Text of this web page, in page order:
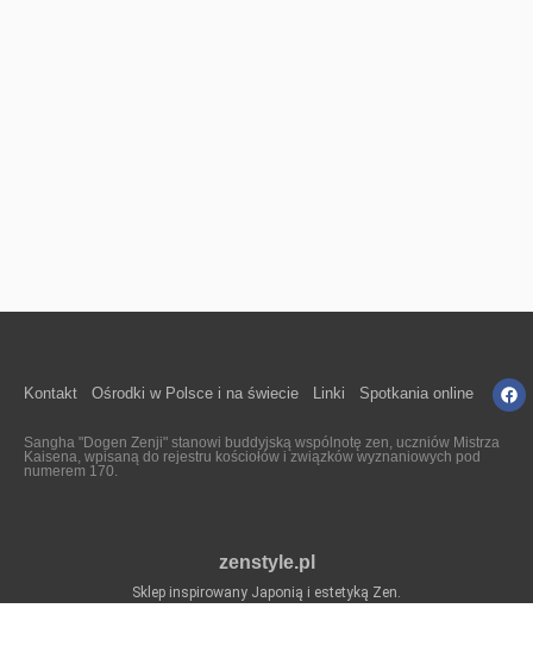
Kontakt Ośrodki w Polsce i na świecie Linki Spotkania online
Sangha "Dogen Zenji" stanowi buddyjską wspólnotę zen, uczniów Mistrza
Kaisena, wpisaną do rejestru kościołów i związków wyznaniowych pod
numerem 170.
zenstyle.pl
Sklep inspirowany Japonią i estetyką Zen.